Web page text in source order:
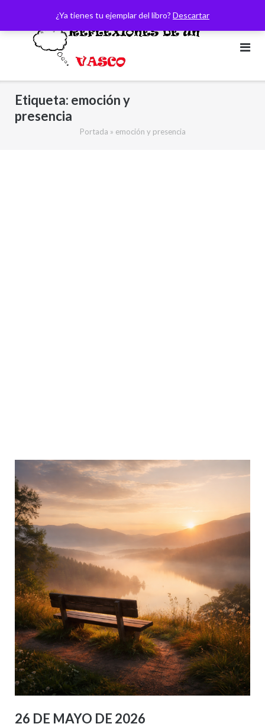
¿Ya tienes tu ejemplar del libro? Descartar
contenido
Etiqueta: emoción y
presencia
Portada » emoción y presencia
26 DE MAYO DE 2026